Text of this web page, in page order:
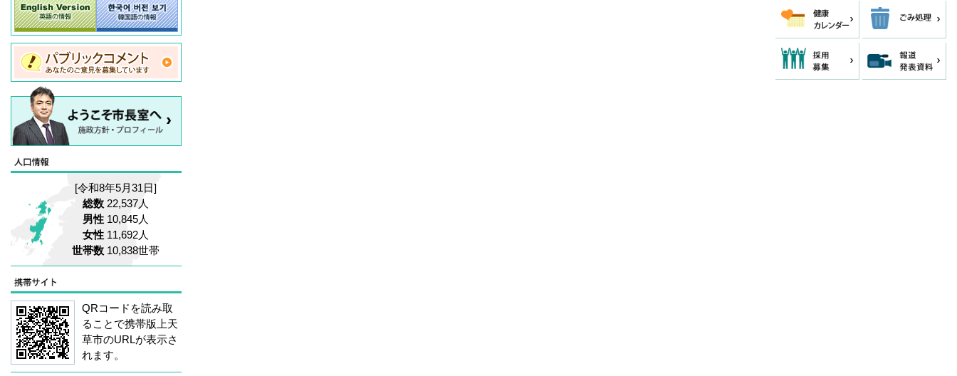
[令和8年5月31日]
総数 22,537人
男性 10,845人
女性 11,692人
世帯数 10,838世帯
QRコードを読み取
ることで携帯版上天
草市のURLが表示さ
れます。